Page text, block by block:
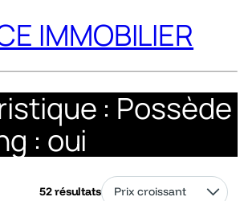
IMMOBILIER
: Possède
: oui
52 résultats